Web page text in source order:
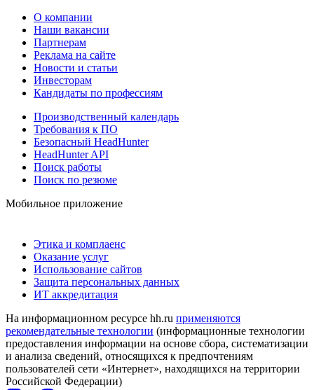
О компании
Наши вакансии
Партнерам
Реклама на сайте
Новости и статьи
Инвесторам
Кандидаты по профессиям
Производственный календарь
Требования к ПО
Безопасный HeadHunter
HeadHunter API
Поиск работы
Поиск по резюме
Мобильное приложение
Этика и комплаенс
Оказание услуг
Использование сайтов
Защита персональных данных
ИТ аккредитация
На информационном ресурсе hh.ru применяются
рекомендательные технологии (информационные технологии
предоставления информации на основе сбора, систематизации
и анализа сведений, относящихся к предпочтениям
пользователей сети «Интернет», находящихся на территории
Российской Федерации)